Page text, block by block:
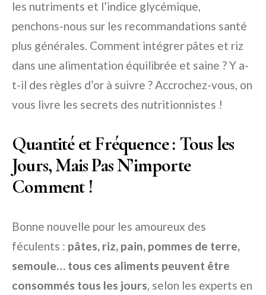
les nutriments et l’indice glycémique,
penchons-nous sur les recommandations santé
plus générales. Comment intégrer pâtes et riz
dans une alimentation équilibrée et saine ? Y a-
t-il des règles d’or à suivre ? Accrochez-vous, on
vous livre les secrets des nutritionnistes !
Quantité et Fréquence : Tous les
Jours, Mais Pas N’importe
Comment !
Bonne nouvelle pour les amoureux des
féculents : pâtes, riz, pain, pommes de terre,
semoule… tous ces aliments peuvent être
consommés tous les jours, selon les experts en